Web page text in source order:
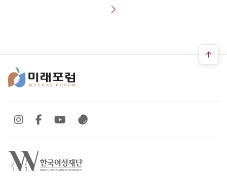
다음
SNS 바로가기
SNS 바로가기SNS 바로가기
SNS 바로가기